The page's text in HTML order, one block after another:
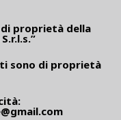
di proprietà della
sono di proprietà